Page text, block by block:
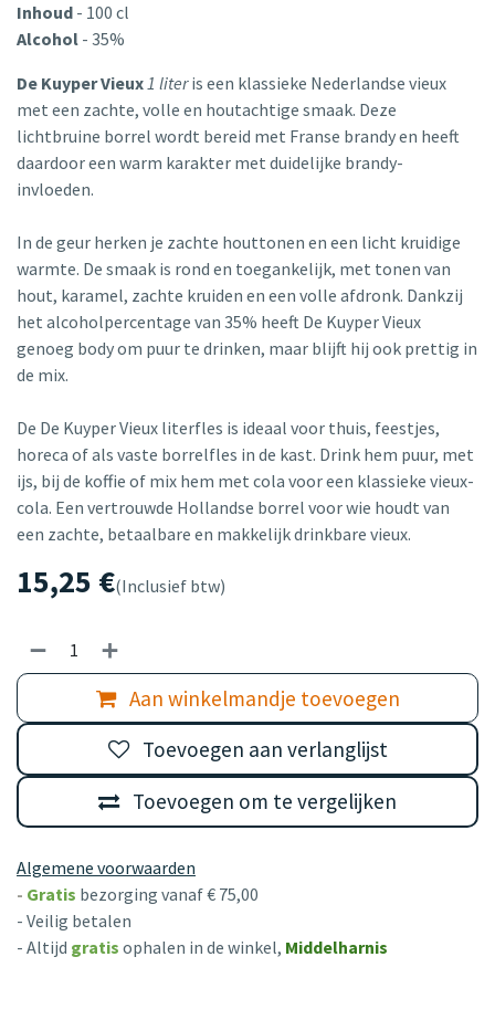
Inhoud - 100 cl
Alcohol - 35%
De Kuyper Vieux1 literis een klassieke Nederlandse vieux
met een zachte, volle en houtachtige smaak. Deze
lichtbruine borrel wordt bereid met Franse brandy en heeft
daardoor een warm karakter met duidelijke brandy-
invloeden.
In de geur herken je zachte houttonen en een licht kruidige
warmte. De smaak is rond en toegankelijk, met tonen van
hout, karamel, zachte kruiden en een volle afdronk. Dankzij
het alcoholpercentage van 35% heeft De Kuyper Vieux
genoeg body om puur te drinken, maar blijft hij ook prettig in
de mix.
De De Kuyper Vieux literfles is ideaal voor thuis, feestjes,
horeca of als vaste borrelfles in de kast. Drink hem puur, met
ijs, bij de koffie of mix hem met cola voor een klassieke vieux-
cola. Een vertrouwde Hollandse borrel voor wie houdt van
een zachte, betaalbare en makkelijk drinkbare vieux.
15,25 €(Inclusief btw)
Aan winkelmandje toevoegen
Toevoegen om te vergelijken
Toevoegen aan verlanglijst
Algemene voorwaarden
- Gratis bezorging vanaf € 75,00
- Veilig betalen
- Altijd gratis ophalen in de winkel, Middelharnis